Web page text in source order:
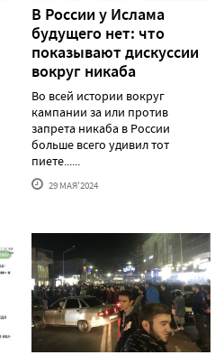
В России у Ислама
будущего нет: что
показывают дискуссии
вокруг никаба
Во всей истории вокруг
кампании за или против
запрета никаба в России
больше всего удивил тот
пиете......
29 МАЯ'2024